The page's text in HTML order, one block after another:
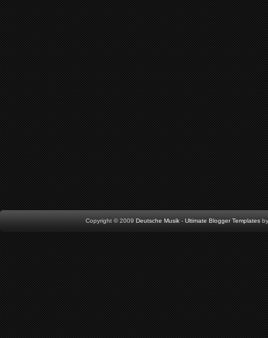
Copyright © 2009 Deutsche Musik- Ultimate Blogger Templates